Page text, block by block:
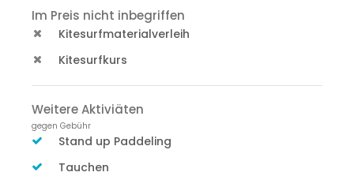
Im Preis nicht inbegriffen
Kitesurfmaterialverleih
Kitesurfkurs
Weitere Aktiviäten
gegen Gebühr
Stand up Paddeling
Tauchen